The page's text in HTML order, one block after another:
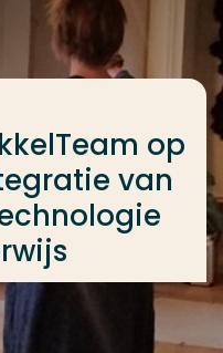
op weg naar
op
van